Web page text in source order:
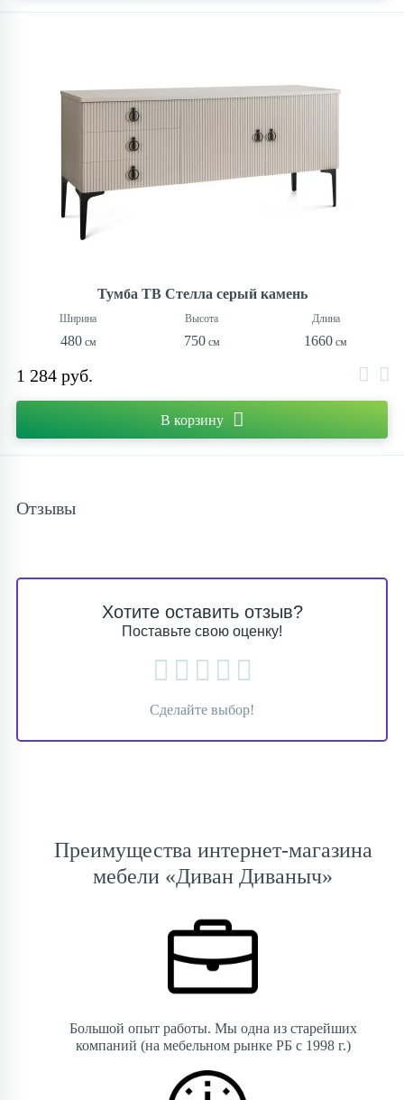
Тумба ТВ Стелла серый камень
480 750 1660
1 284 руб.
В корзину
Отзывы
Хотите оставить отзыв?
Поставьте свою оценку!
Сделайте выбор!
Преимущества интернет-магазина
мебели «Диван Диваныч»
Большой опыт работы. Мы одна из старейших
компаний (на мебельном рынке РБ с 1998 г.)